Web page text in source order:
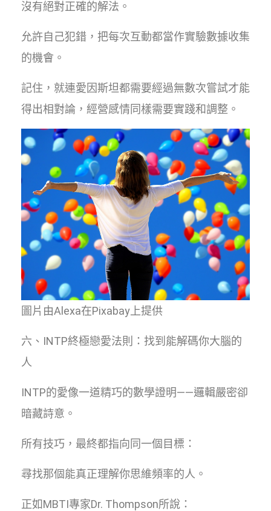
沒有絕對正確的解法。
允許自己犯錯，把每次互動都當作實驗數據收集
的機會。
記住，就連愛因斯坦都需要經過無數次嘗試才能
得出相對論，經營感情同樣需要實踐和調整。
圖片由Alexa在Pixabay上提供
六、INTP終極戀愛法則：找到能解碼你大腦的
人
INTP的愛像一道精巧的數學證明——邏輯嚴密卻
暗藏詩意。
所有技巧，最終都指向同一個目標：
尋找那個能真正理解你思維頻率的人。
正如MBTI專家Dr. Thompson所說：